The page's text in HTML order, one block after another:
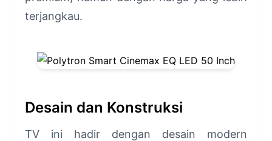
terjangkau.
Desain dan Konstruksi
TV ini hadir dengan desain modern